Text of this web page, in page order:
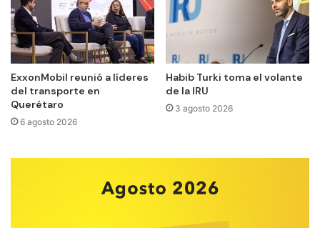
ExxonMobil reunió a líderes
del transporte en
Querétaro
6 agosto 2026
Habib Turki toma el volante
de la IRU
3 agosto 2026